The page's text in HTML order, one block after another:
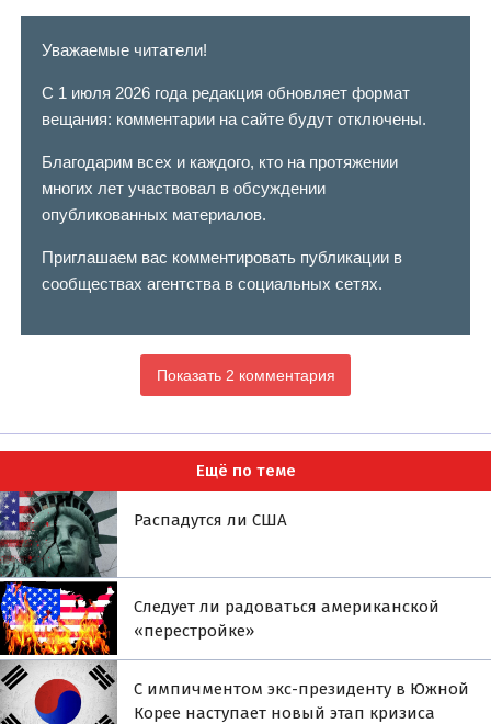
Уважаемые читатели!
С 1 июля 2026 года редакция обновляет формат
вещания: комментарии на сайте будут отключены.
Благодарим всех и каждого, кто на протяжении
многих лет участвовал в обсуждении
опубликованных материалов.
Приглашаем вас комментировать публикации в
сообществах агентства в социальных сетях.
Показать 2 комментария
Ещё по теме
Распадутся ли США
Следует ли радоваться американской
«перестройке»
С импичментом экс-президенту в Южной
Корее наступает новый этап кризиса